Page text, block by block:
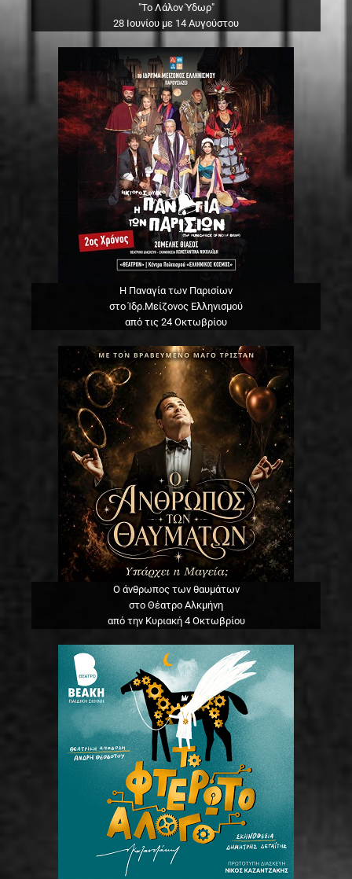
"Το Λάλον Ύδωρ"
28 Ιουνίου με 14 Αυγούστου
Η Παναγία των Παρισίων
στο Ίδρ.Μείζονος Ελληνισμού
από τις 24 Οκτωβρίου
Ο άνθρωπος των θαυμάτων
στο Θέατρο Αλκμήνη
από την Κυριακή 4 Οκτωβρίου